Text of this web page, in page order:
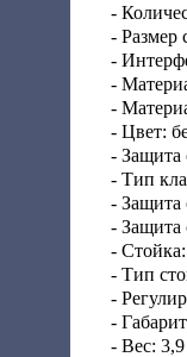
-
- Размер
-
-
-
- Цвет:
- Защита
- Тип
- Защита
- Защита
-
- Тип
-
-
- Вес: 3,9